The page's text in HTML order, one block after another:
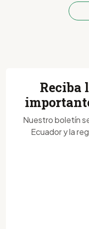
Reciba
Nuestro boletín
Ecuador y la